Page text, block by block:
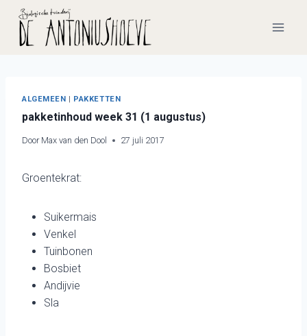
Doorgaan
naar
inhoud
ALGEMEEN | PAKKETTEN
pakketinhoud week 31 (1 augustus)
Door Max van den Dool 27 juli 2017
Groentekrat:
Suikermais
Venkel
Tuinbonen
Bosbiet
Andijvie
Sla